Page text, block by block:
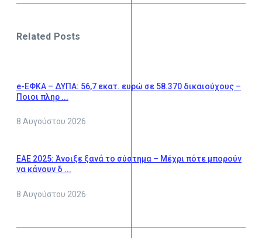
Related Posts
e-ΕΦΚΑ – ΔΥΠΑ: 56,7 εκατ. ευρώ σε 58.370 δικαιούχους –
Ποιοι πληρ ...
8 Αυγούστου 2026
ΕΑΕ 2025: Άνοιξε ξανά το σύστημα – Μέχρι πότε μπορούν
να κάνουν δ ...
8 Αυγούστου 2026